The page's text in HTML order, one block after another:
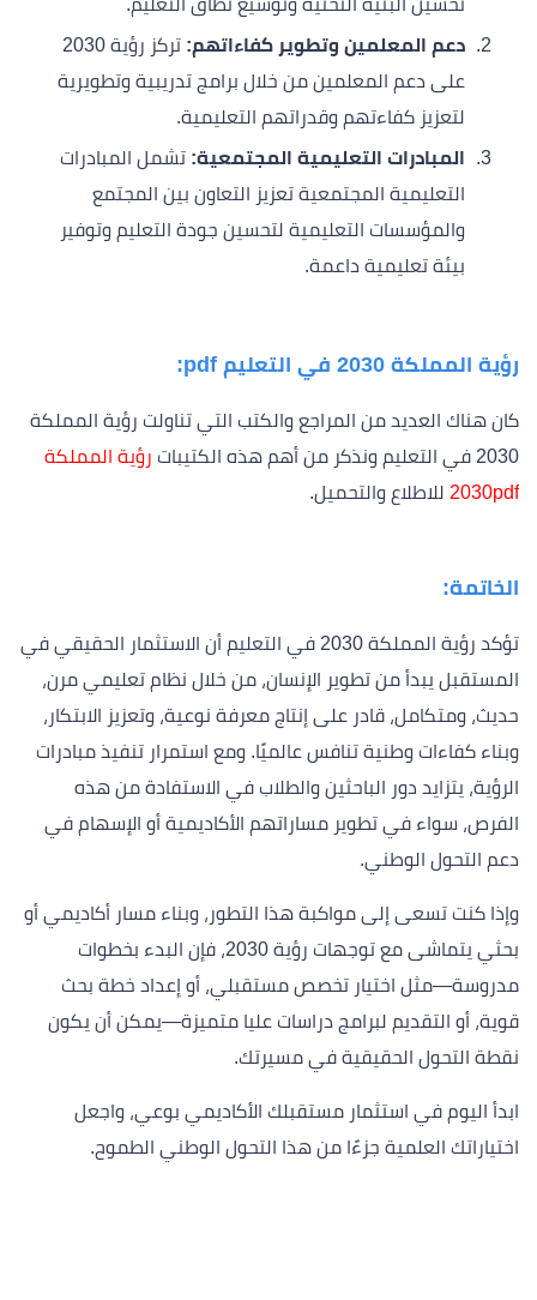
تحسين البنية التحتية وتوسيع نطاق التعليم.
دعم المعلمين وتطوير كفاءاتهم:
تركز رؤية 2030
على دعم المعلمين من خلال برامج تدريبية وتطويرية
لتعزيز كفاءتهم وقدراتهم التعليمية.
المبادرات التعليمية المجتمعية: تشمل المبادرات
التعليمية المجتمعية تعزيز التعاون بين المجتمع
والمؤسسات التعليمية لتحسين جودة التعليم وتوفير
بيئة تعليمية داعمة.
رؤية المملكة 2030 في التعليم :
كان هناك العديد من المراجع والكتب التي تناولت رؤية المملكة
2030 في التعليم ونذكر من أهم هذه الكتيبات
رؤية المملكة
2030pdf للاطلاع والتحميل.
الخاتمة:
تؤكد رؤية المملكة 2030 في التعليم أن الاستثمار الحقيقي في
المستقبل يبدأ من تطوير الإنسان، من خلال نظام تعليمي مرن،
حديث، ومتكامل، قادر على إنتاج معرفة نوعية، وتعزيز الابتكار،
وبناء كفاءات وطنية تنافس عالميًا. ومع استمرار تنفيذ مبادرات
الرؤية، يتزايد دور الباحثين والطلاب في الاستفادة من هذه
الفرص، سواء في تطوير مساراتهم الأكاديمية أو الإسهام في
دعم التحول الوطني.
وإذا كنت تسعى إلى مواكبة هذا التطور، وبناء مسار أكاديمي أو
بحثي يتماشى مع توجهات رؤية 2030، فإن البدء بخطوات
مدروسة—مثل اختيار تخصص مستقبلي، أو إعداد خطة بحث
قوية، أو التقديم لبرامج دراسات عليا متميزة—يمكن أن يكون
نقطة التحول الحقيقية في مسيرتك.
ابدأ اليوم في استثمار مستقبلك الأكاديمي بوعي، واجعل
اختياراتك العلمية جزءًا من هذا التحول الوطني الطموح.